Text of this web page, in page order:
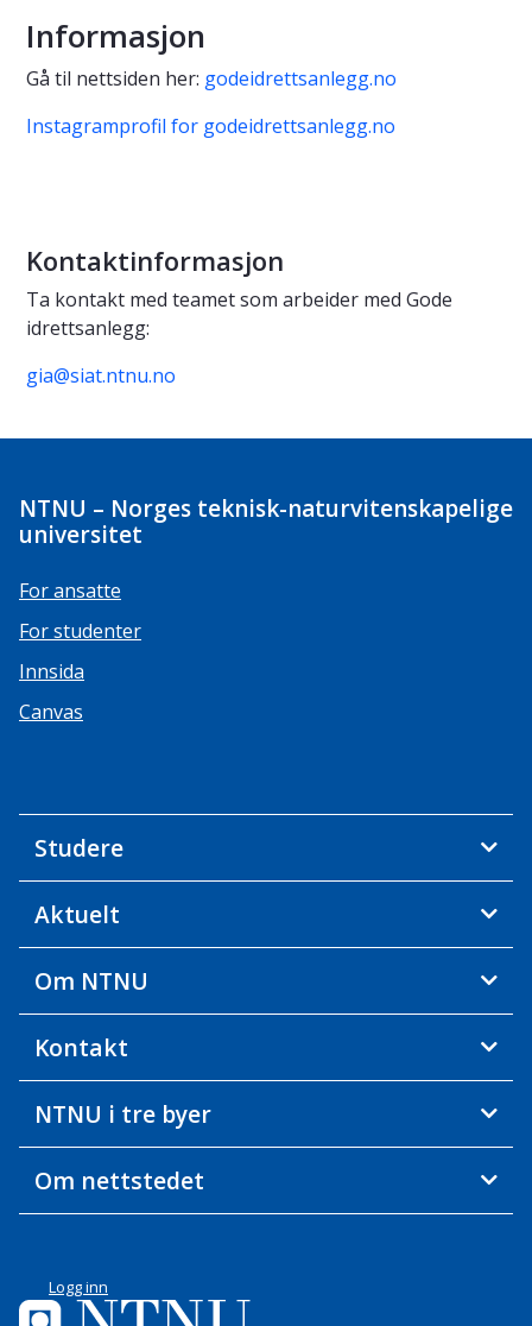
Informasjon
Gå til nettsiden her: godeidrettsanlegg.no
Instagramprofil for godeidrettsanlegg.no
Kontaktinformasjon
Ta kontakt med teamet som arbeider med Gode
idrettsanlegg:
gia@siat.ntnu.no
NTNU – Norges teknisk-naturvitenskapelige
universitet
For ansatte
For studenter
Innsida
Canvas
Studere
Aktuelt
Om NTNU
Kontakt
NTNU i tre byer
Om nettstedet
Logg inn